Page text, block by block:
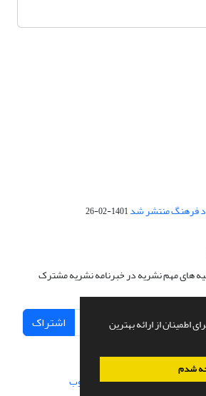
اطمینان از ارائه بهترین
شدم
1401-02-26
های مهم نشریه در خبرنامه نشریه مشترک
اشتراک
طراحی و پیاده سازی از سیناوب